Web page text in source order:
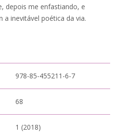
depois me enfastiando, e
inevitável poética da via.
978-85-455211-6-7
68
1 (2018)